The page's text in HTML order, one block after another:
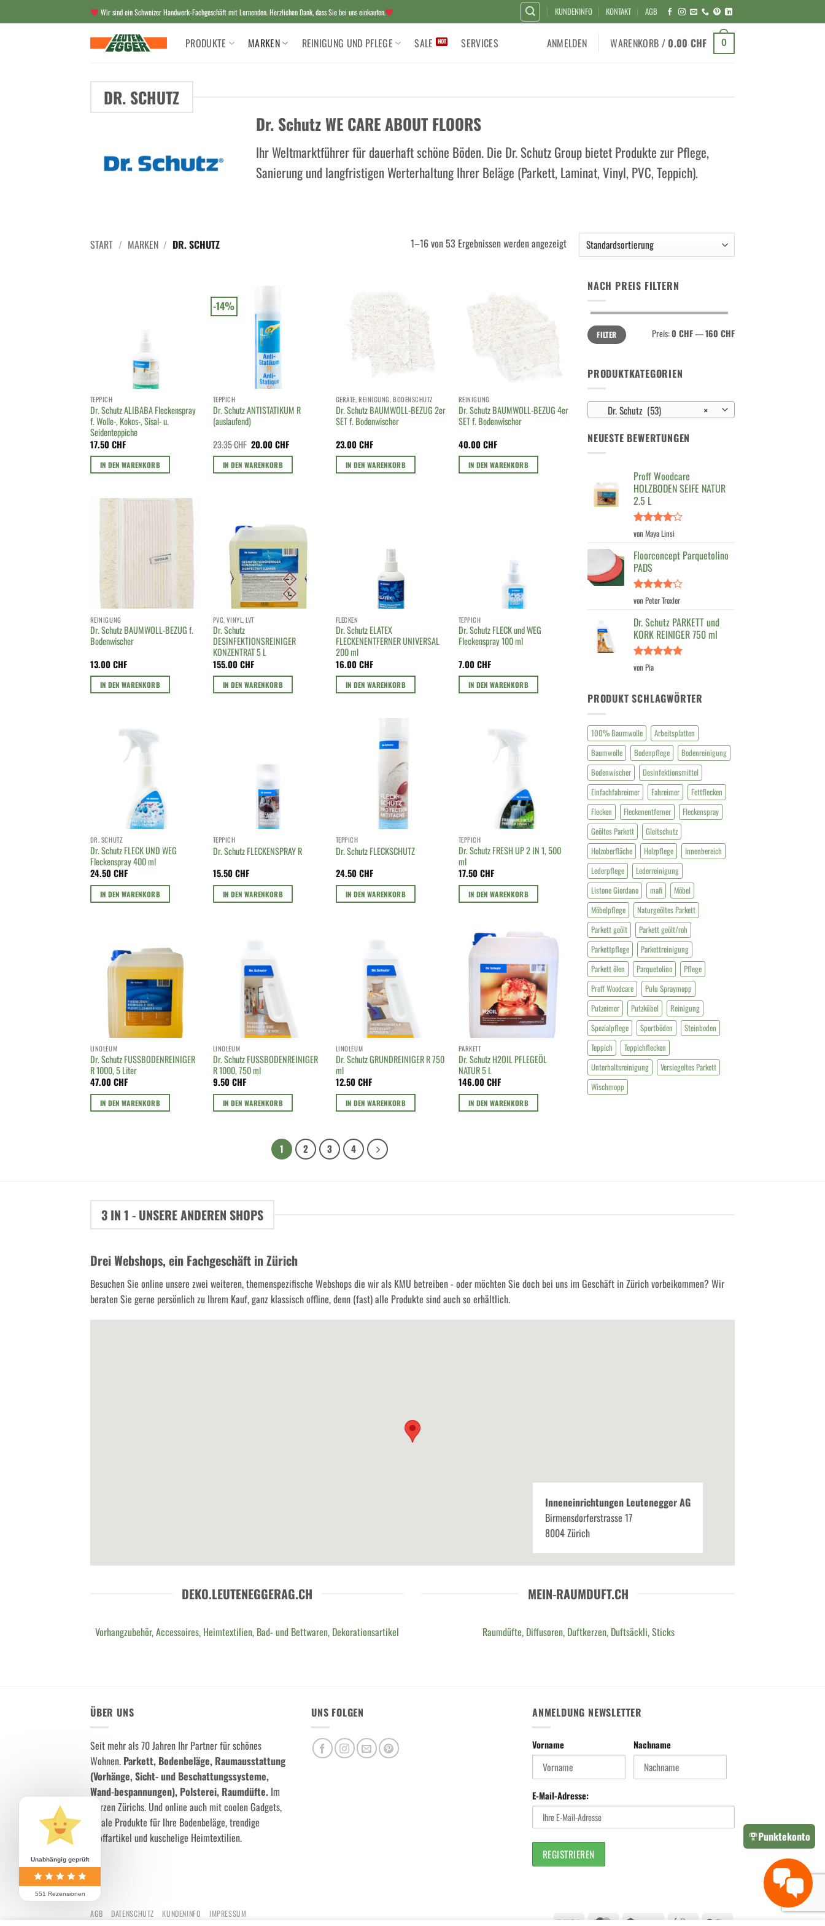
Inhalt
Wir sind ein Schweizer Handwerk-Fachgeschäft mit Lernenden. Herzlichen Dank, dass Sie bei uns einkaufen. KUNDENINFO KONTAKT AGB
PRODUKTE MARKEN REINIGUNG UND PFLEGE SALE SERVICES ANMELDEN WARENKORB / 0.00 CHF 0
DR. SCHUTZ
Dr. Schutz WE CARE ABOUT FLOORS
Ihr Weltmarktführer für dauerhaft schöne Böden. Die Dr. Schutz Group bietet Produkte zur Pflege,
Sanierung und langfristigen Werterhaltung Ihrer Beläge (Parkett, Laminat, Vinyl, PVC, Teppich).
START / MARKEN / DR. SCHUTZ 1–16 von 53 Ergebnissen werden angezeigt
TEPPICH
Dr. Schutz ALIBABA Fleckenspray
f. Wolle-, Kokos-, Sisal- u.
Seidenteppiche
17.50CHF
IN DEN WARENKORB
-14%
TEPPICH
Dr. Schutz ANTISTATIKUM R
(auslaufend)
23.35CHF Ursprünglicher
Preis
war:
23.35 CHF
20.00CHFAktueller
ist:
20.00 CHF.
IN DEN WARENKORB
GERÄTE, REINIGUNG, BODENSCHUTZ
Dr. Schutz BAUMWOLL-BEZUG 2er
SET f. Bodenwischer
23.00CHF
IN DEN WARENKORB
REINIGUNG
Dr. Schutz BAUMWOLL-BEZUG 4er
SET f. Bodenwischer
40.00CHF
IN DEN WARENKORB
REINIGUNG
Dr. Schutz BAUMWOLL-BEZUG f.
Bodenwischer
13.00CHF
IN DEN WARENKORB
PVC, VINYL, LVT
Dr. Schutz
DESINFEKTIONSREINIGER
KONZENTRAT 5 L
155.00CHF
IN DEN WARENKORB
FLECKEN
Dr. Schutz ELATEX
FLECKENENTFERNER UNIVERSAL
200 ml
16.00CHF
IN DEN WARENKORB
TEPPICH
Dr. Schutz FLECK und WEG
Fleckenspray 100 ml
7.00CHF
IN DEN WARENKORB
DR. SCHUTZ
Dr. Schutz FLECK UND WEG
Fleckenspray 400 ml
24.50CHF
IN DEN WARENKORB
TEPPICH
Dr. Schutz FLECKENSPRAY R
15.50CHF
IN DEN WARENKORB
TEPPICH
Dr. Schutz FLECKSCHUTZ
24.50CHF
IN DEN WARENKORB
TEPPICH
Dr. Schutz FRESH UP 2 IN 1, 500
ml
17.50CHF
IN DEN WARENKORB
LINOLEUM
Dr. Schutz FUSSBODENREINIGER
R 1000, 5 Liter
47.00CHF
IN DEN WARENKORB
LINOLEUM
Dr. Schutz FUSSBODENREINIGER
R 1000, 750 ml
9.50CHF
IN DEN WARENKORB
LINOLEUM
Dr. Schutz GRUNDREINIGER R 750
ml
12.50CHF
IN DEN WARENKORB
PARKETT
Dr. Schutz H2OIL PFLEGEÖL
NATUR 5 L
146.00CHF
IN DEN WARENKORB
1 2 3 4
NACH PREIS FILTERN
Min.
Preis
Max.
PreisFILTER Preis:0 CHF—160 CHF
PRODUKTKATEGORIEN
×
Dr. Schutz (53)
NEUESTE BEWERTUNGEN
Proff Woodcare
HOLZBODEN SEIFE NATUR
2.5 L
Bewertet
4
von 5
von Maya Linsi
Floorconcept Parquetolino
PADS
Bewertet
von 5
von Peter Troxler
Dr. Schutz PARKETT und
KORK REINIGER 750 ml
Bewertet
von Pia
PRODUKT SCHLAGWÖRTER
100% Baumwolle
Arbeitsplatten
Baumwolle
Bodenpflege
Bodenreinigung
Bodenwischer
Desinfektionsmittel
Einfachfahreimer
Fahreimer
Fettflecken
Flecken
Fleckenentferner
Fleckenspray
Geöltes Parkett
Gleitschutz
Holzoberfläche
Holzpflege
Innenbereich
Lederpflege
Lederreinigung
Listone Giordano
mafi
Möbel
Möbelpflege
Naturgeöltes Parkett
Parkett geölt
Parkett geölt/roh
Parkettpflege
Parkettreinigung
Parkett ölen
Parquetolino
Pflege
Proff Woodcare
Pulu Spraymopp
Putzeimer
Putzkübel
Reinigung
Spezialpflege
Sportböden
Steinboden
Teppich
Teppichflecken
Unterhaltsreinigung
Versiegeltes Parkett
Wischmopp
3 IN 1 - UNSERE ANDEREN SHOPS
Drei Webshops, ein Fachgeschäft in Zürich
Besuchen Sie online unsere zwei weiteren, themenspezifische Webshops die wir als KMU betreiben - oder möchten Sie doch bei uns im Geschäft in Zürich vorbeikommen? Wir
beraten Sie gerne persönlich zu Ihrem Kauf, ganz klassisch offline, denn (fast) alle Produkte sind auch so erhältlich.
Inneneinrichtungen Leutenegger AG
Birmensdorferstrasse 17
8004 Zürich
DEKO.LEUTENEGGERAG.CH
Vorhangzubehör, Accessoires, Heimtextilien, Bad- und Bettwaren, Dekorationsartikel
MEIN-RAUMDUFT.CH
Raumdüfte, Diffusoren, Duftkerzen, Duftsäckli, Sticks
ÜBER UNS
Seit mehr als 70 Jahren Ihr Partner für schönes
Wohnen. Parkett, Bodenbeläge, Raumausstattung
(Vorhänge, Sicht- und Beschattungssysteme,
Wand-bespannungen), Polsterei, Raumdüfte. Im
Herzen Zürichs. Und online auch mit coolen Gadgets,
ideale Produkte für Ihre Bodenbeläge, trendige
Stoffartikel und kuschelige Heimtextilien.
UNS FOLGEN ANMELDUNG NEWSLETTER
Vorname Nachname
E-Mail-Adresse:
Visa MasterCard Twint Apple Google
AGB DATENSCHUTZ KUNDENINFO IMPRESSUM
Punktekonto
Unabhängig geprüft
551 Rezensionen